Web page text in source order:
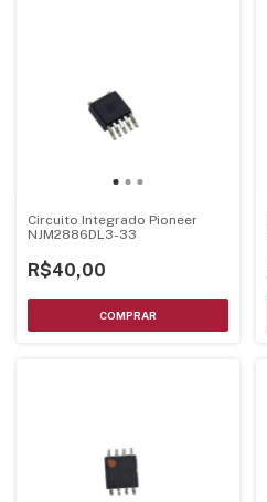
Circuito Integrado Pioneer
NJM2886DL3-33
R$40,00